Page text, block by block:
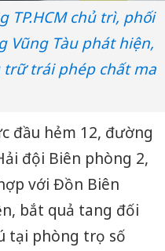
TP.HCM chủ trì, phối
Vũng Tàu phát hiện,
trữ trái phép chất ma
đầu hẻm 12, đường
đội Biên phòng 2,
với Đồn Biên
bắt quả tang đối
tại phòng trọ số